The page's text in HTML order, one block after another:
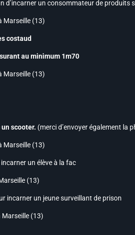
d’incarner un consommateur de produits
Marseille (13)
costaud
au minimum 1m70
Marseille (13)
scooter. (merci d’envoyer également la
Marseille (13)
un élève à la fac
(13)
incarner un jeune surveillant de prison
Marseille (13)